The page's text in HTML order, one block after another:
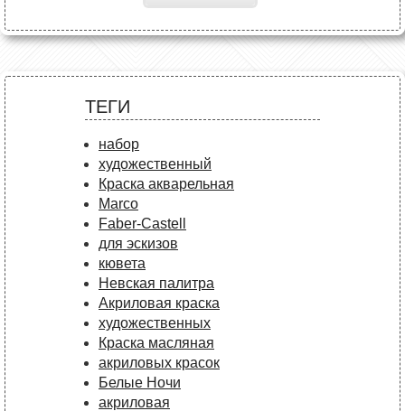
ТЕГИ
набор
художественный
Краска акварельная
Marco
Faber-Castell
для эскизов
кювета
Невская палитра
Акриловая краска
художественных
Краска масляная
акриловых красок
Белые Ночи
акриловая